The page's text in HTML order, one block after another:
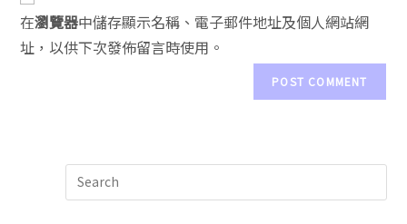
在瀏覽器中儲存顯示名稱、電子郵件地址及個人網站網
址，以供下次發佈留言時使用。
i